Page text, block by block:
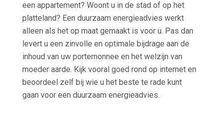
een appartement? Woont u in de stad of op het
platteland? Een duurzaam energieadvies werkt
alleen als het op maat gemaakt is voor u. Pas dan
levert u een zinvolle en optimale bijdrage aan de
inhoud van uw portemonnee en het welzijn van
moeder aarde. Kijk vooral goed rond op internet en
beoordeel zelf bij wie u het beste te rade kunt
gaan voor een duurzaam energieadvies.